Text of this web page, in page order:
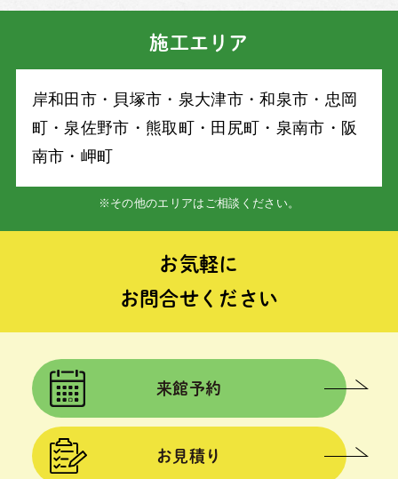
施工エリア
岸和⽥市・⾙塚市・泉⼤津市・和泉市・忠岡
町・泉佐野市・熊取町・⽥尻町・泉南市・阪
南市・岬町
※その他のエリアはご相談ください。
お気軽に
お問合せください
来館予約
お見積り